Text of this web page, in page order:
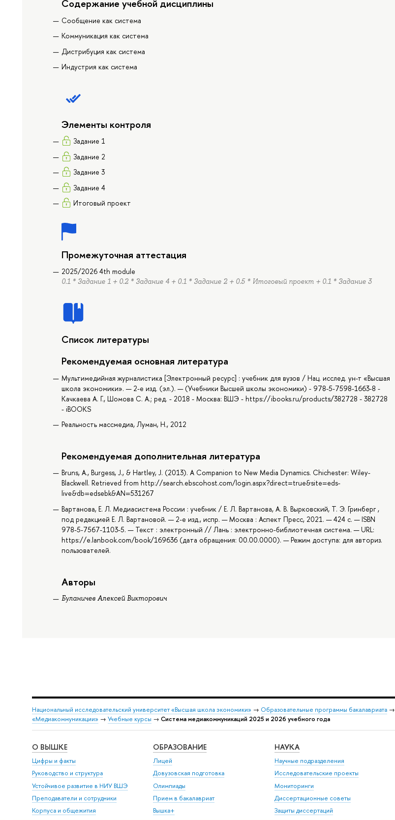
Содержание учебной дисциплины
Сообщение как система
Коммуникация как система
Дистрибуция как система
Индустрия как система
Элементы контроля
Задание 1
Задание 2
Задание 3
Задание 4
Итоговый проект
Промежуточная аттестация
2025/2026 4th module
0.1 * Задание 1 + 0.2 * Задание 4 + 0.1 * Задание 2 + 0.5 * Итоговый проект + 0.1 * Задание 3
Список литературы
Рекомендуемая основная литература
Мультимедийная журналистика [Электронный ресурс] : учебник для вузов / Нац. исслед. ун-т «Высшая
школа экономики». — 2-е изд. (эл.). — (Учебники Высшей школы экономики) - 978-5-7598-1663-8 -
Качкаева А. Г., Шомова С. А.; ред. - 2018 - Москва: ВШЭ - https://ibooks.ru/products/382728 - 382728
- iBOOKS
Реальность массмедиа, Луман, Н., 2012
Рекомендуемая дополнительная литература
Bruns, A., Burgess, J., & Hartley, J. (2013). A Companion to New Media Dynamics. Chichester: Wiley-
Blackwell. Retrieved from http://search.ebscohost.com/login.aspx?direct=true&site=eds-
live&db=edsebk&AN=531267
Вартанова, Е. Л. Медиасистема России : учебник / Е. Л. Вартанова, А. В. Вырковский, Т. Э. Гринберг ,
под редакцией Е. Л. Вартановой. — 2-е изд., испр. — Москва : Аспект Пресс, 2021. — 424 с. — ISBN
978-5-7567-1103-5. — Текст : электронный // Лань : электронно-библиотечная система. — URL:
https://e.lanbook.com/book/169636 (дата обращения: 00.00.0000). — Режим доступа: для авториз.
пользователей.
Авторы
Буланичев Алексей Викторович
Национальный исследовательский университет «Высшая школа экономики» → Образовательные программы бакалавриата→
«Медиакоммуникации» → Учебные курсы → Система медиакоммуникаций 2025 и 2026 учебного года
О ВЫШКЕ
Цифры и факты
Руководство и структура
Устойчивое развитие в НИУ ВШЭ
Преподаватели и сотрудники
Корпуса и общежития
ОБРАЗОВАНИЕ
Лицей
Довузовская подготовка
Олимпиады
Прием в бакалавриат
Вышка+
НАУКА
Научные подразделения
Исследовательские проекты
Мониторинги
Диссертационные советы
Защиты диссертаций